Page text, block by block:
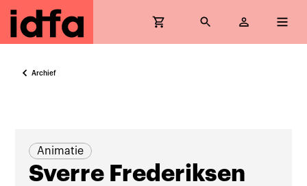
Archief
Animatie
Sverre Frederiksen